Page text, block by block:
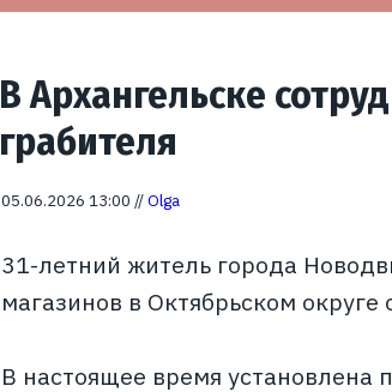
В Архангельске
грабителя
05.06.2026 13:00 //Olga
31-летний житель города
магазинов в Октябрьском округе
В настоящее время